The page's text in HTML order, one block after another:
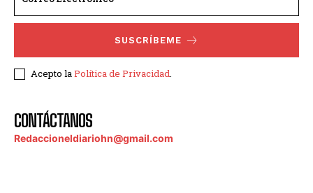
SUSCRÍBEME
Acepto laPolítica de Privacidad.
CONTÁCTANOS
Redaccioneldiariohn@gmail.com